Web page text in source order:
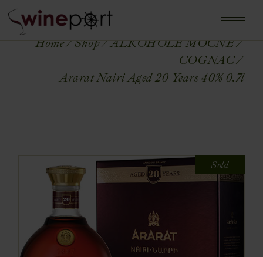
Home Shop
ALKOHOLE MOCNE
COGNAC
Ararat Nairi Aged 20 Years 40% 0.7l
Sold